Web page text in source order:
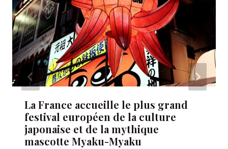
La France accueille le plus grand
festival européen de la culture
japonaise et de la mythique
mascotte Myaku-Myaku